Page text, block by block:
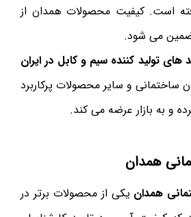
است. کیفیت محصولات همدان از
می شود.
های تولید کننده سیم و کابل در ایران
ساختمانی و سایر محصولات پرکاربرد
و به بازار عرضه می کند.
همدان
همدان یکی از محصولات برتر در